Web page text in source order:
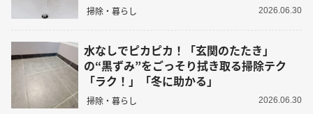
掃除・暮らし 2026.06.30
水なしでピカピカ！「玄関のたたき」
の“黒ずみ”をごっそり拭き取る掃除テク
「ラク！」「冬に助かる」
掃除・暮らし 2026.06.30